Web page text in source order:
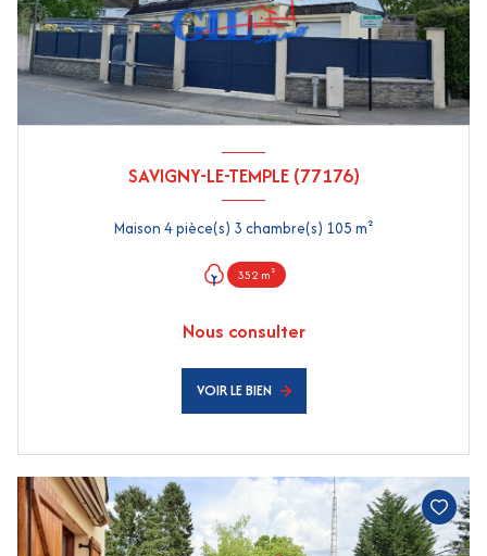
SAVIGNY-LE-TEMPLE (77176)
Maison 4 pièce(s) 3 chambre(s) 105 m²
352 m²
Nous consulter
VOIR LE BIEN